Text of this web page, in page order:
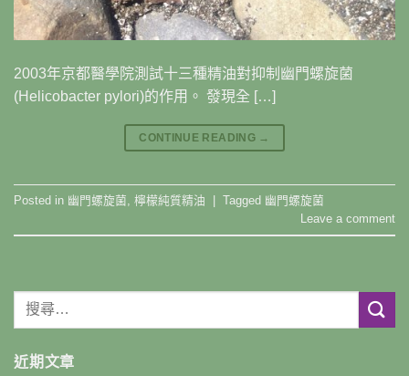
近期文章
2003年京都醫學院測試十三種精油對抑制幽門螺旋菌
(Helicobacter pylori)的作用。 發現全 […]
CONTINUE READING →
Posted in 幽門螺旋菌 檸檬純質精油 Tagged 幽門螺旋菌
Leave a comment